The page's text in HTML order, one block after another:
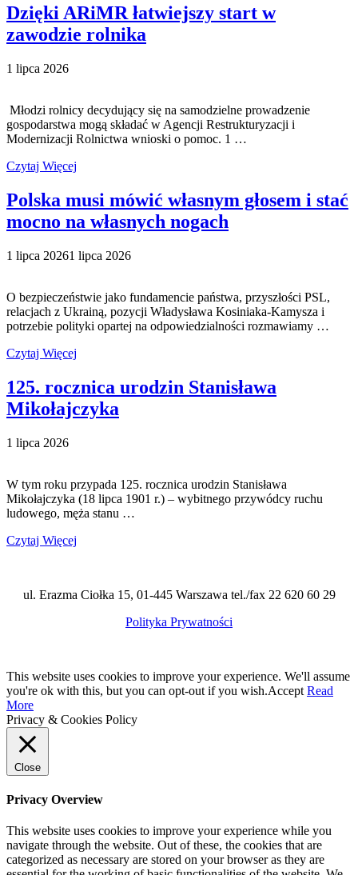
Dzięki ARiMR łatwiejszy start w
zawodzie rolnika
1 lipca 2026
Młodzi rolnicy decydujący się na samodzielne prowadzenie
gospodarstwa mogą składać w Agencji Restrukturyzacji i
Modernizacji Rolnictwa wnioski o pomoc. 1 …
Czytaj Więcej
Polska musi mówić własnym głosem i stać
mocno na własnych nogach
1 lipca 20261 lipca 2026
O bezpieczeństwie jako fundamencie państwa, przyszłości PSL,
relacjach z Ukrainą, pozycji Władysława Kosiniaka-Kamysza i
potrzebie polityki opartej na odpowiedzialności rozmawiamy …
Czytaj Więcej
125. rocznica urodzin Stanisława
Mikołajczyka
1 lipca 2026
W tym roku przypada 125. rocznica urodzin Stanisława
Mikołajczyka (18 lipca 1901 r.) – wybitnego przywódcy ruchu
ludowego, męża stanu …
Czytaj Więcej
ul. Erazma Ciołka 15, 01-445 Warszawa tel./fax 22 620 60 29
Polityka Prywatności
This website uses cookies to improve your experience. We'll assume
you're ok with this, but you can opt-out if you wish.Accept Read
More
Privacy & Cookies Policy
Close
Privacy Overview
This website uses cookies to improve your experience while you
navigate through the website. Out of these, the cookies that are
categorized as necessary are stored on your browser as they are